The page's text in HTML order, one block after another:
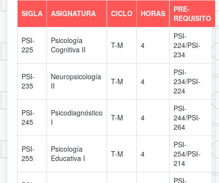
SIGLA ASIGNATURA CICLO HORAS
PRE-
REQUISITO
PSI-
225
Psicología
Cognitiva II
T-M 4
PSI-
224/PSI-
234
PSI-
235
Neuropsicología
II
T-M 4
PSI-
234/PSI-
224
PSI-
245
Psicodiagnóstico
I
T-M 4
PSI-
244/PSI-
264
PSI-
255
Psicología
Educativa I
T-M 4
PSI-
254/PSI-
214
PSI-